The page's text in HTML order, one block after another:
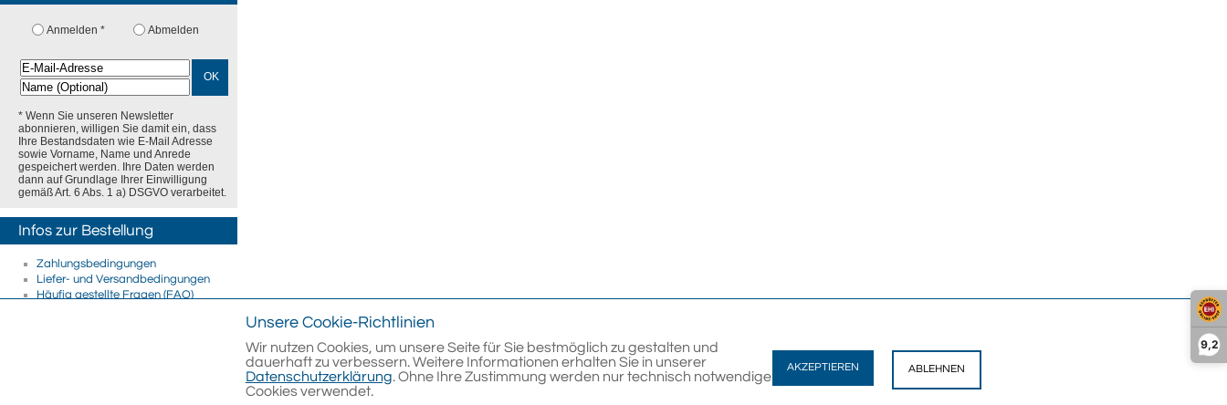
9,2
Anmelden * Abmelden
OK
* Wenn Sie unseren Newsletter
abonnieren, willigen Sie damit ein, dass
Ihre Bestandsdaten wie E-Mail Adresse
sowie Vorname, Name und Anrede
gespeichert werden. Ihre Daten werden
dann auf Grundlage Ihrer Einwilligung
gemäß Art. 6 Abs. 1 a) DSGVO verarbeitet.
Infos zur Bestellung
Zahlungsbedingungen
Liefer- und Versandbedingungen
Häufig gestellte Fragen (FAQ)
Unsere Cookie-Richtlinien
Wir nutzen Cookies, um unsere Seite für Sie bestmöglich zu gestalten und
dauerhaft zu verbessern. Weitere Informationen erhalten Sie in unserer
Datenschutzerklärung. Ohne Ihre Zustimmung werden nur technisch notwendige
Cookies verwendet.
AKZEPTIEREN ABLEHNEN